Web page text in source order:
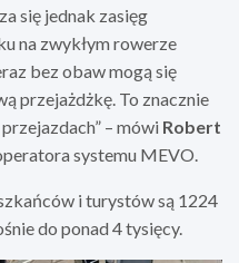
się jednak zasięg
na zwykłym rowerze
bez obaw mogą się
przejażdżkę. To znacznie
– mówi Robert
systemu MEVO.
i turystów są 1224
do ponad 4 tysięcy.